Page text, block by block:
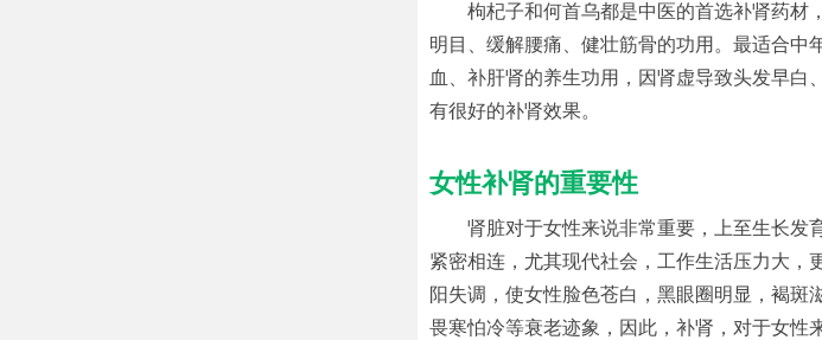
枸杞子和何首乌都是中医的首选补肾药材
明目、缓解腰痛、健壮筋骨的功用。最适合中
血、补肝肾的养生功用，因肾虚导致头发早白
有很好的补肾效果。
女性补肾的重要性
肾脏对于女性来说非常重要，上至生长发
紧密相连，尤其现代社会，工作生活压力大，
阳失调，使女性脸色苍白，黑眼圈明显，褐斑
畏寒怕冷等衰老迹象，因此，补肾，对于女性